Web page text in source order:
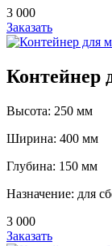
3 000
Заказать
Контейнер
Высота: 250 мм
Ширина: 400 мм
Глубина: 150 мм
Назначение: для
3 000
Заказать